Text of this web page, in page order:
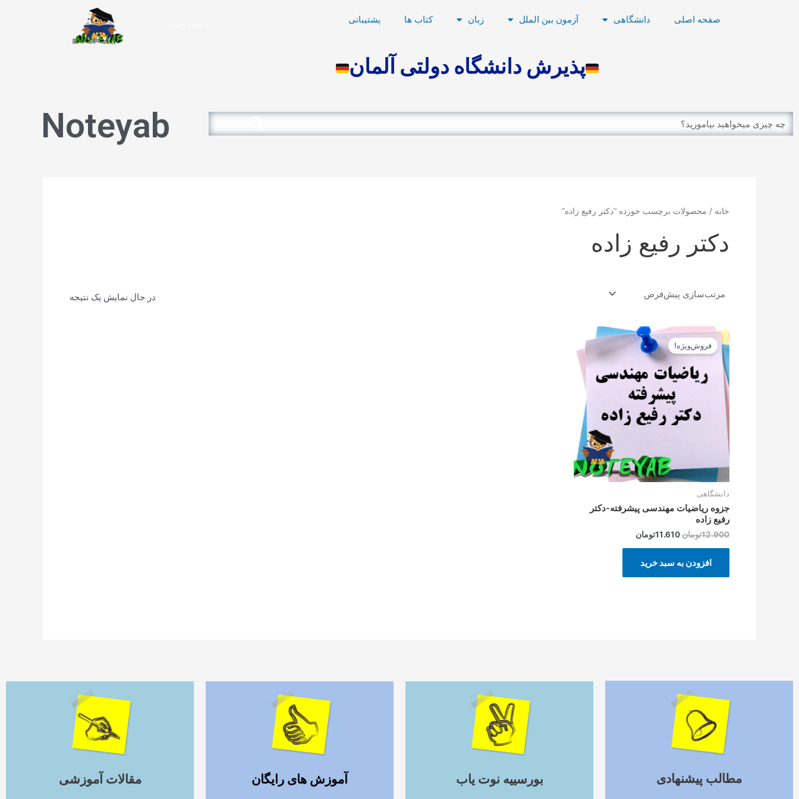
صفحه اصلی دانشگاهی آزمون بین الملل زبان کتاب ها پشتیبانی
پذیرش دانشگاه دولتی آلمان
Search
Search
Noteyab
خانه / محصولات برچسب خورده “دکتر رفیع زاده”
دکتر رفیع زاده
در حال نمایش یک نتیجه
فروش‌ویژه!
دانشگاهی
جزوه ریاضیات مهندسی پیشرفته-دکتر
رفیع زاده
12.900تومان
قیمت
اصلی
12.900تومان
11.610تومان
قیمت
فعلی
افزودن به سبد خرید
مطالب پیشنهادی بورسییه نوت یاب آموزش های رایگان مقالات آموزشی